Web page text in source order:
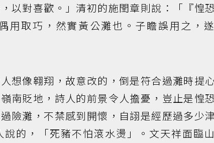
以對喜歡。」清初的施閏章則說：「『惶
用取巧，然實黃公灘也。子瞻誤用之，
想像翱翔，故意改的，倒是符合過灘時提
南貶地，詩人的前景令人擔憂，豈止是惶
險灘，不禁感到開懷，自詡是經歷過多少
的，「死豬不怕滾水燙」。文天祥面臨